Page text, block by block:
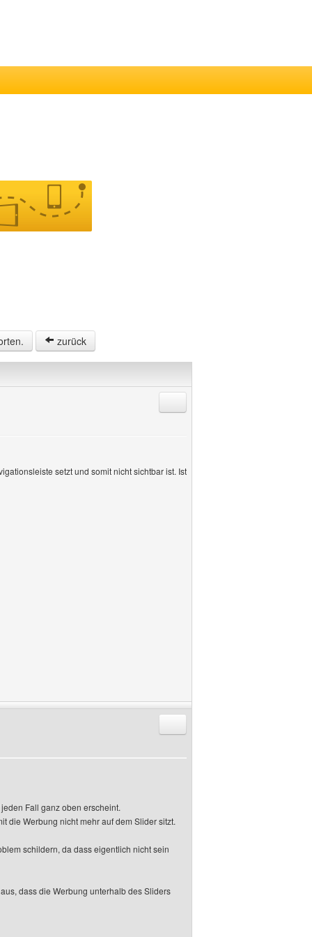
zurück
setzt und somit nicht sichtbar ist. Ist
Fall ganz oben erscheint.
die Werbung nicht mehr auf dem Slider sitzt.
schildern, da dass eigentlich nicht sein
dass die Werbung unterhalb des Sliders